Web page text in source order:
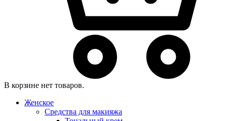
В корзине нет товаров.
Женское
Средства для макияжа